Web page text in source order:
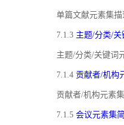
单篇文献元素集
7.1.3 主题/分类/
主题/分类/关键词
7.1.4 贡献者/机构
贡献者/机构元素
7.1.5 会议元素集